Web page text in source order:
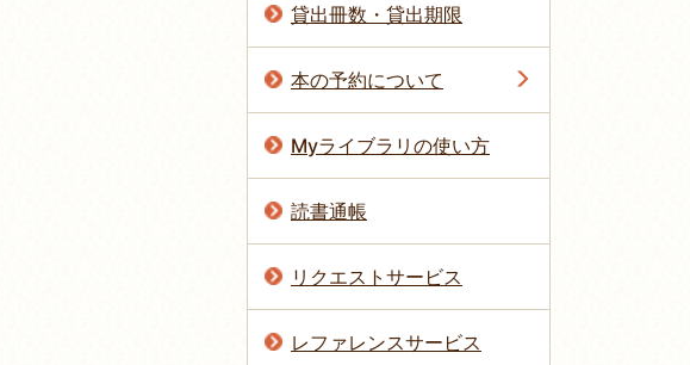
貸出冊数・貸出期限
本の予約について
Myライブラリの使い方
読書通帳
リクエストサービス
レファレンスサービス